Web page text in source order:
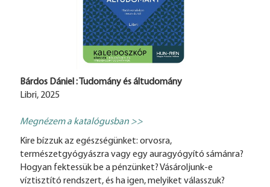
Bárdos Dániel : Tudomány és áltudomány
Libri, 2025
Megnézem a katalógusban >>
Kire bízzuk az egészségünket: orvosra,
természetgyógyászra vagy egy auragyógyító sámánra?
Hogyan fektessük be a pénzünket? Vásároljunk-e
víztisztító rendszert, és ha igen, melyiket válasszuk?